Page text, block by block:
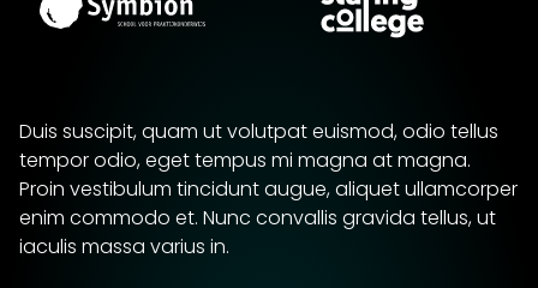
Duis suscipit, quam ut volutpat euismod, odio tellus
tempor odio, eget tempus mi magna at magna.
Proin vestibulum tincidunt augue, aliquet ullamcorper
enim commodo et. Nunc convallis gravida tellus, ut
iaculis massa varius in.